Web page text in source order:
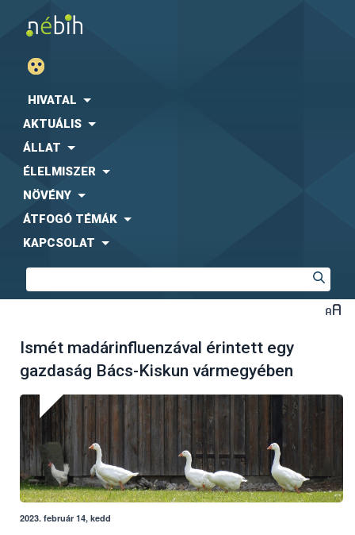
HIVATAL
AKTUÁLIS
ÁLLAT
ÉLELMISZER
NÖVÉNY
ÁTFOGÓ TÉMÁK
KAPCSOLAT
Ismét madárinfluenzával érintett egy
gazdaság Bács-Kiskun vármegyében
2023. február 14, kedd